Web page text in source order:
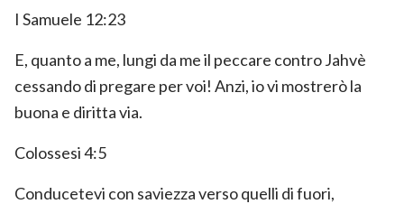
I Samuele 12:23
E, quanto a me, lungi da me il peccare contro Jahvè
cessando di pregare per voi! Anzi, io vi mostrerò la
buona e diritta via.
Colossesi 4:5
Conducetevi con saviezza verso quelli di fuori,